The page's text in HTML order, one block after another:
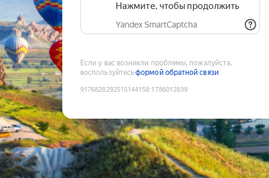
Нажмите, чтобы продолжить
Yandex SmartCaptcha
Если у вас возникли проблемы, пожалуйста,
воспользуйтесьформой обратной связи
9176828292515144158:1786012839